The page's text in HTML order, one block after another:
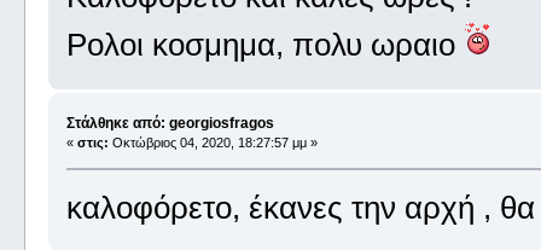
Ρολοι κοσμημα, πολυ ωραιο
Στάλθηκε από: georgiosfragos
« στις: Οκτώβριος 04, 2020, 18:27:57 μμ »
καλοφόρετο, έκανες την αρχή ,